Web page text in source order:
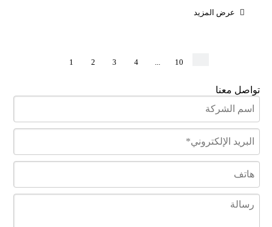
عرض المزيد
1 2 3 4 ... 10
تواصل معنا